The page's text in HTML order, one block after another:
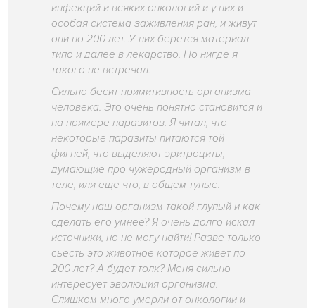
инфекций и всяких онкологий и у них и
особая система заживления ран, и живут
они по 200 лет. У них берется материал
типо и далее в лекарство. Но нигде я
такого не встречал.
Сильно бесит примитивность организма
человека. Это очень понятно становится и
на примере паразитов. Я читал, что
некоторые паразиты питаются той
фигней, что выделяют эритроциты,
думающие про чужеродный организм в
теле, или еще что, в общем тупые.
Почему наш организм такой глупый и как
сделать его умнее? Я очень долго искал
источники, но не могу найти! Разве только
сьесть это животное которое живет по
200 лет? А будет толк? Меня сильно
интересует эволюция организма.
Слишком много умерли от онкологии и